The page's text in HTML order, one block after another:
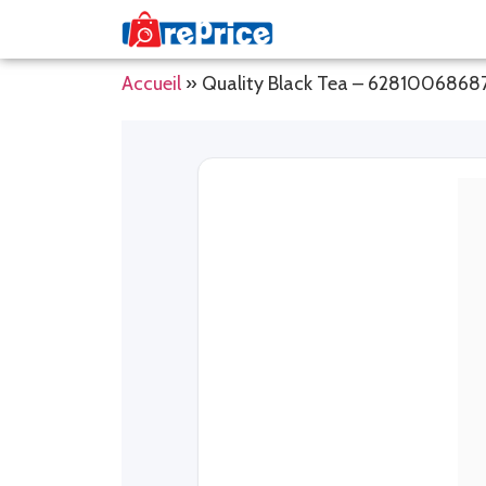
Accueil » Quality Black Tea –